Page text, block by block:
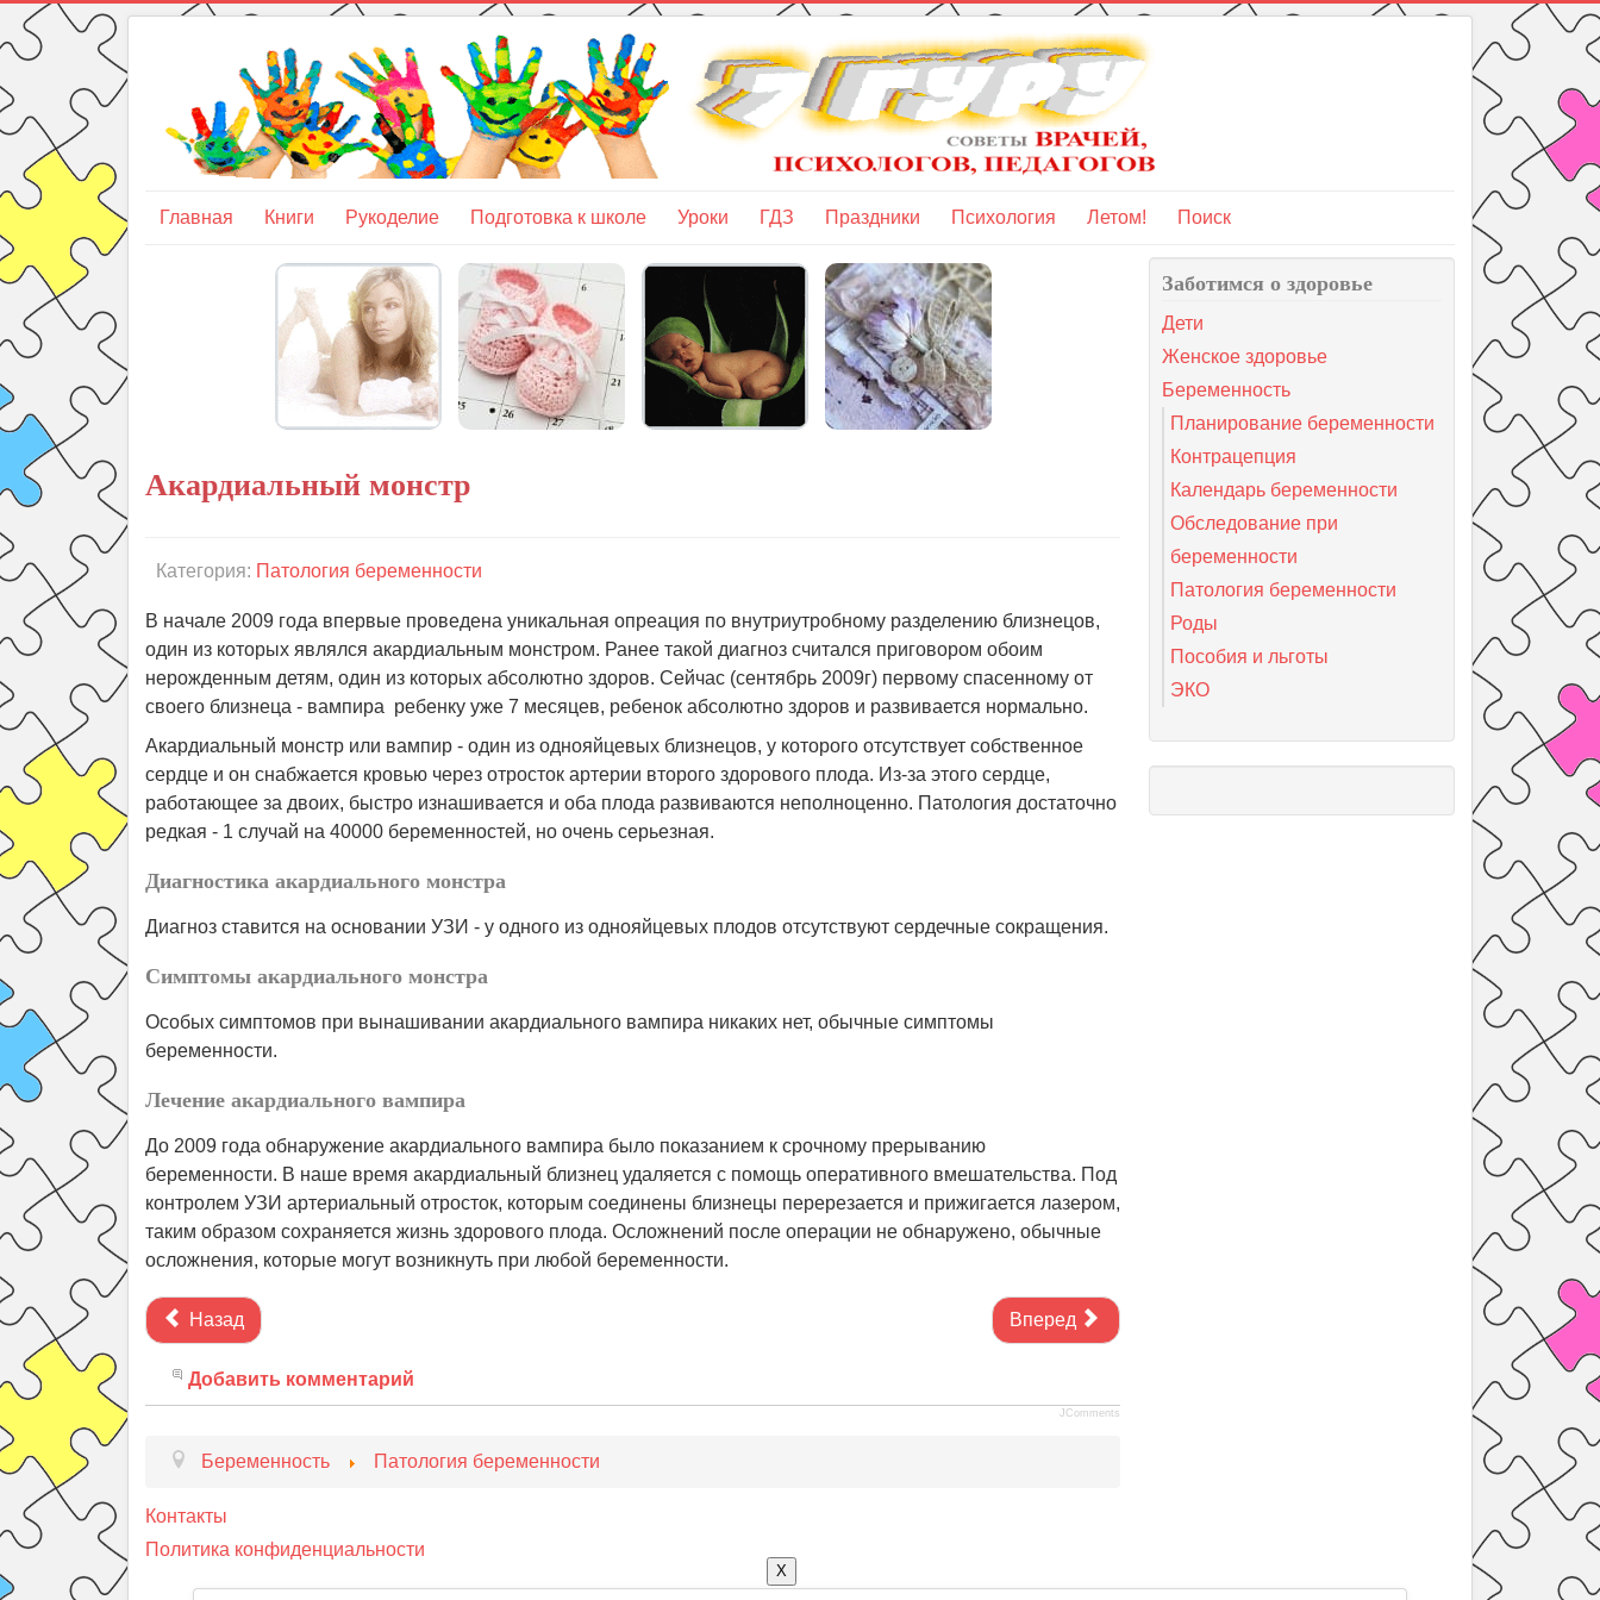
Главная Книги Рукоделие Подготовка к школе Уроки ГДЗ Праздники Психология Летом! Поиск
Акардиальный монстр
Категория: Патология беременности
В начале 2009 года впервые проведена уникальная опреация по внутриутробному разделению близнецов,
один из которых являлся акардиальным монстром. Ранее такой диагноз считался приговором обоим
нерожденным детям, один из которых абсолютно здоров. Сейчас (сентябрь 2009г) первому спасенному от
своего близнеца - вампира ребенку уже 7 месяцев, ребенок абсолютно здоров и развивается нормально.
Акардиальный монстр или вампир - один из однояйцевых близнецов, у которого отсутствует собственное
сердце и он снабжается кровью через отросток артерии второго здорового плода. Из-за этого сердце,
работающее за двоих, быстро изнашивается и оба плода развиваются неполноценно. Патология достаточно
редкая - 1 случай на 40000 беременностей, но очень серьезная.
Диагностика акардиального монстра
Диагноз ставится на основании УЗИ - у одного из однояйцевых плодов отсутствуют сердечные сокращения.
Симптомы акардиального монстра
Особых симптомов при вынашивании акардиального вампира никаких нет, обычные симптомы
беременности.
Лечение акардиального вампира
До 2009 года обнаружение акардиального вампира было показанием к срочному прерыванию
беременности. В наше время акардиальный близнец удаляется с помощь оперативного вмешательства. Под
контролем УЗИ артериальный отросток, которым соединены близнецы перерезается и прижигается лазером,
таким образом сохраняется жизнь здорового плода. Осложнений после операции не обнаружено, обычные
осложнения, которые могут возникнуть при любой беременности.
Назад Вперед
Добавить комментарий
JComments
Беременность Патология беременности
Контакты
Политика конфиденциальности
Заботимся о здоровье
Дети
Женское здоровье
Беременность
Планирование беременности
Контрацепция
Календарь беременности
Обследование при
беременности
Патология беременности
Роды
Пособия и льготы
ЭКО
X